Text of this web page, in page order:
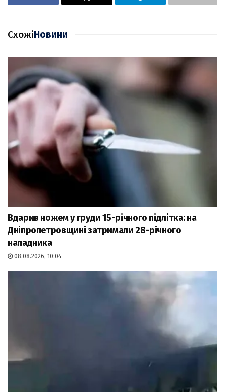
СхожіНовини
Вдарив ножем у груди 15-річного підлітка: на
Дніпропетровщині затримали 28-річного
нападника
08.08.2026, 10:04